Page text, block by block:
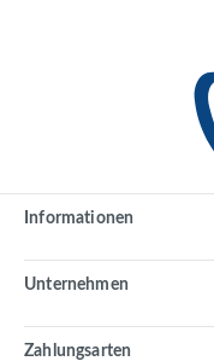
Informationen
Unternehmen
Zahlungsarten